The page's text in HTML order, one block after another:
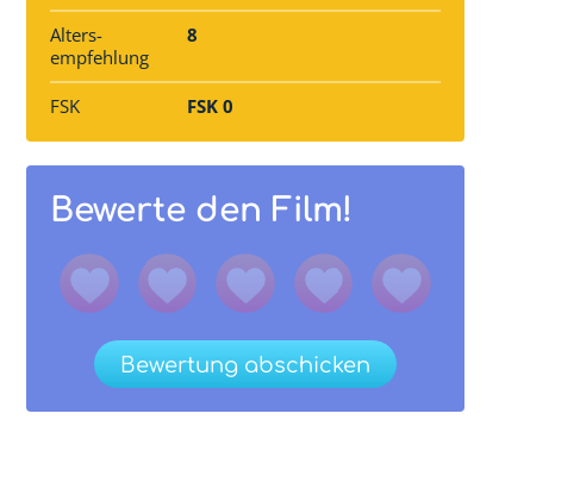
Alters­
empfehlung
8
FSK FSK 0
Bewerte den Film!
Bewertung abschicken